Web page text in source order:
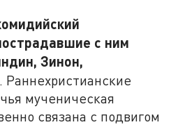
с ним
Зинон,
. Раннехристианские
мученическая
связана с подвигом